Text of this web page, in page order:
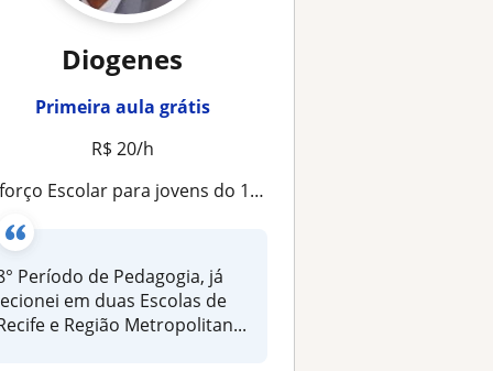
Diogenes
Primeira aula grátis
R$ 20/h
Escolar para jovens do 1° ao 7° ano
Período de Pedagogia, já
em duas Escolas de
e Região Metropolitan...